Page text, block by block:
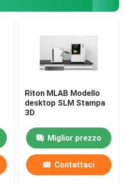
fili DMIS-V1
i fili DMIS-V1
i fili DMIS-V1
Riton MLAB Modello
desktop SLM Stampa
3D
Miglior prezzo
Contattaci